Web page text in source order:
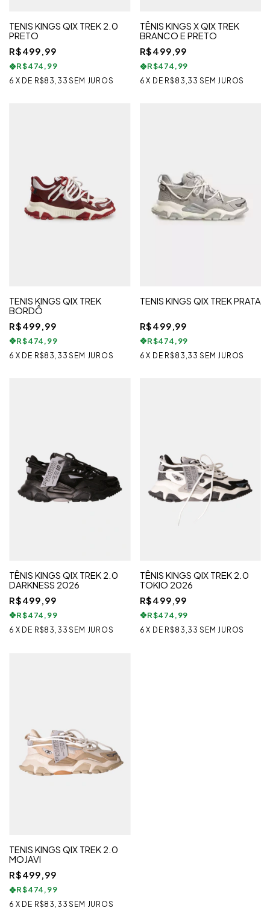
TENIS KINGS QIX TREK 2.0
PRETO
R$499,99
R$474,99
6 X DE R$83,33 SEM JUROS
TÊNIS KINGS X QIX TREK
BRANCO E PRETO
R$499,99
R$474,99
6 X DE R$83,33 SEM JUROS
TENIS KINGS QIX TREK
BORDÔ
R$499,99
R$474,99
6 X DE R$83,33 SEM JUROS
TENIS KINGS QIX TREK PRATA
R$499,99
R$474,99
6 X DE R$83,33 SEM JUROS
TÊNIS KINGS QIX TREK 2.0
DARKNESS 2026
R$499,99
R$474,99
6 X DE R$83,33 SEM JUROS
TÊNIS KINGS QIX TREK 2.0
TOKIO 2026
R$499,99
R$474,99
6 X DE R$83,33 SEM JUROS
TENIS KINGS QIX TREK 2.0
MOJAVI
R$499,99
R$474,99
6 X DE R$83,33 SEM JUROS